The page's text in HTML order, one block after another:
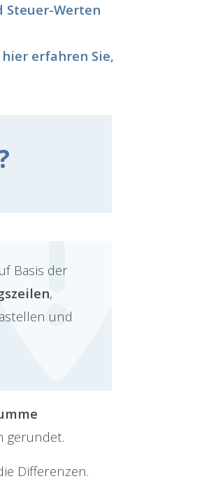
Steuer-Werten
erfahren Sie,
Basis der
,
und
gerundet.
Differenzen.